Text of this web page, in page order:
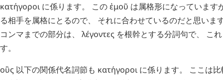
κατήγοροι に係ります。 このἐμοῦ は属格形になっています
る相手を属格にとるので、 それに合わせているのだと思いま
コンマまでの部分は、 λέγοντες を根幹とする分詞句で、 こ
す。
οὓς 以下の関係代名詞節も κατήγοροι に係ります。 ここは